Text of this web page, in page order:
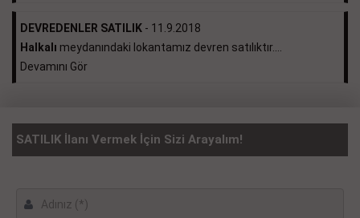
DEVREDENLER SATILIK - 11.9.2018
Halkalı meydanındaki lokantamız devren satılıktır....
Devamını Gör
SATILIK İlanı Vermek İçin Sizi Arayalım!